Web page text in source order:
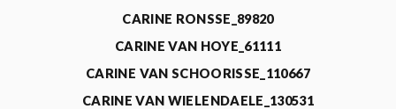
CARINE RONSSE_89820
CARINE VAN HOYE_61111
CARINE VAN SCHOORISSE_110667
CARINE VAN WIELENDAELE_130531